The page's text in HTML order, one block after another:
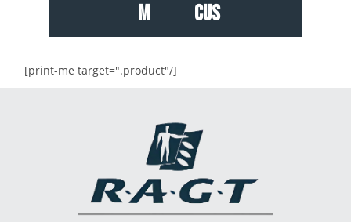
m
cus
[print-me target=".product"/]